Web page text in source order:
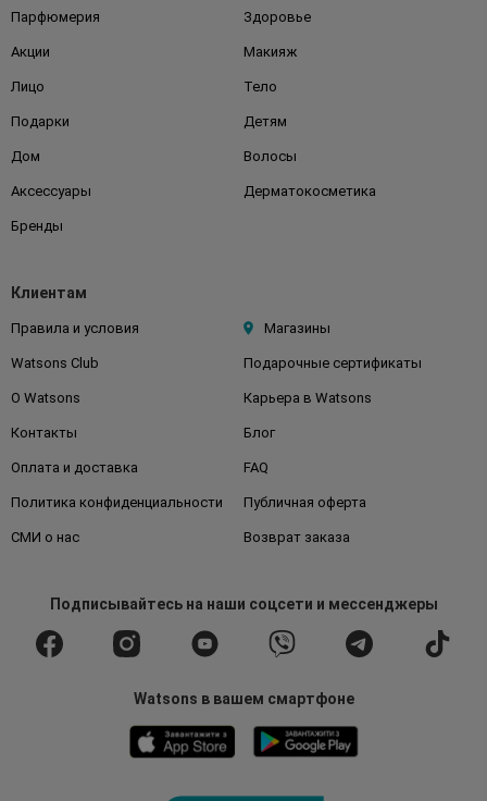
Парфюмерия Здоровье
Акции Макияж
Лицо Тело
Подарки Детям
Дом Волосы
Аксессуары Дерматокосметика
Бренды
Клиентам
Правила и условия Магазины
Watsons Club Подарочные сертификаты
О Watsons Карьера в Watsons
Контакты Блог
Оплата и доставка FAQ
Политика конфиденциальности Публичная оферта
СМИ о нас Возврат заказа
Подписывайтесьна наши соцсети и мессенджеры
Watsons в вашем смартфоне